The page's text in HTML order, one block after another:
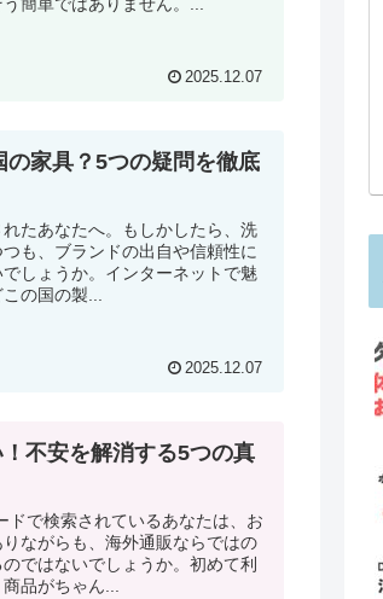
2025.12.07
家具？5つの疑問を徹底
たあなたへ。もしかしたら、洗
も、ブランドの出自や信頼性に
しょうか。インターネットで魅
の国の製...
2025.12.07
不安を解消する5つの真
ドで検索されているあなたは、お
ながらも、海外通販ならではの
ではないでしょうか。初めて利
品がちゃん...